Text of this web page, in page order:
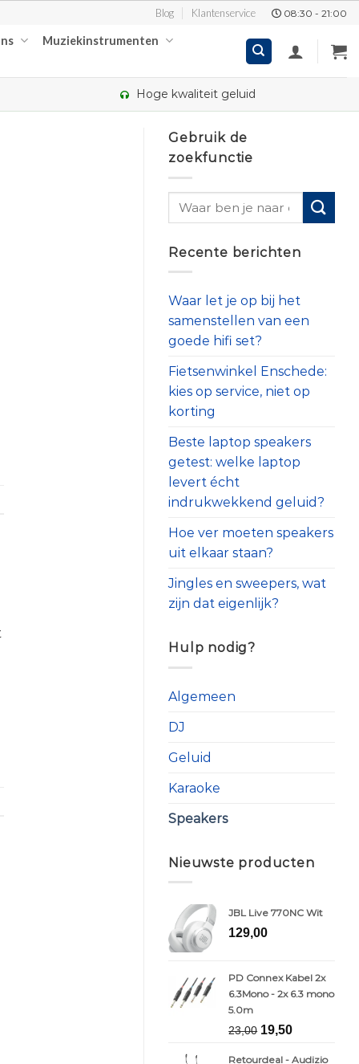
Blog Klantenservice 08:30 - 21:00
Muziekinstrumenten
Hoge kwaliteit geluid
Gebruik de
zoekfunctie
Recente berichten
Waar let je op bij het
samenstellen van een
goede hifi set?
Fietsenwinkel Enschede:
kies op service, niet op
korting
Beste laptop speakers
getest: welke laptop
levert écht
indrukwekkend geluid?
Hoe ver moeten speakers
uit elkaar staan?
Jingles en sweepers, wat
zijn dat eigenlijk?
Hulp nodig?
Algemeen
DJ
Geluid
Karaoke
Speakers
Nieuwste producten
JBL Live 770NC Wit
129,00
PD Connex Kabel 2x
6.3Mono - 2x 6.3 mono
5.0m
23,00 19,50Huidige
Retourdeal - Audizio